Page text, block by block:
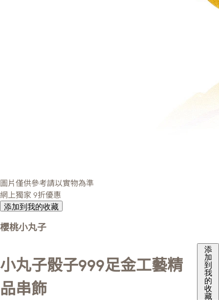
圖片僅供參考請以實物為準
網上獨家 9折優惠
添加到我的收藏
櫻桃小丸子
小丸子骰子999足金工藝精
品串飾
添
加
到
我
的
收
藏